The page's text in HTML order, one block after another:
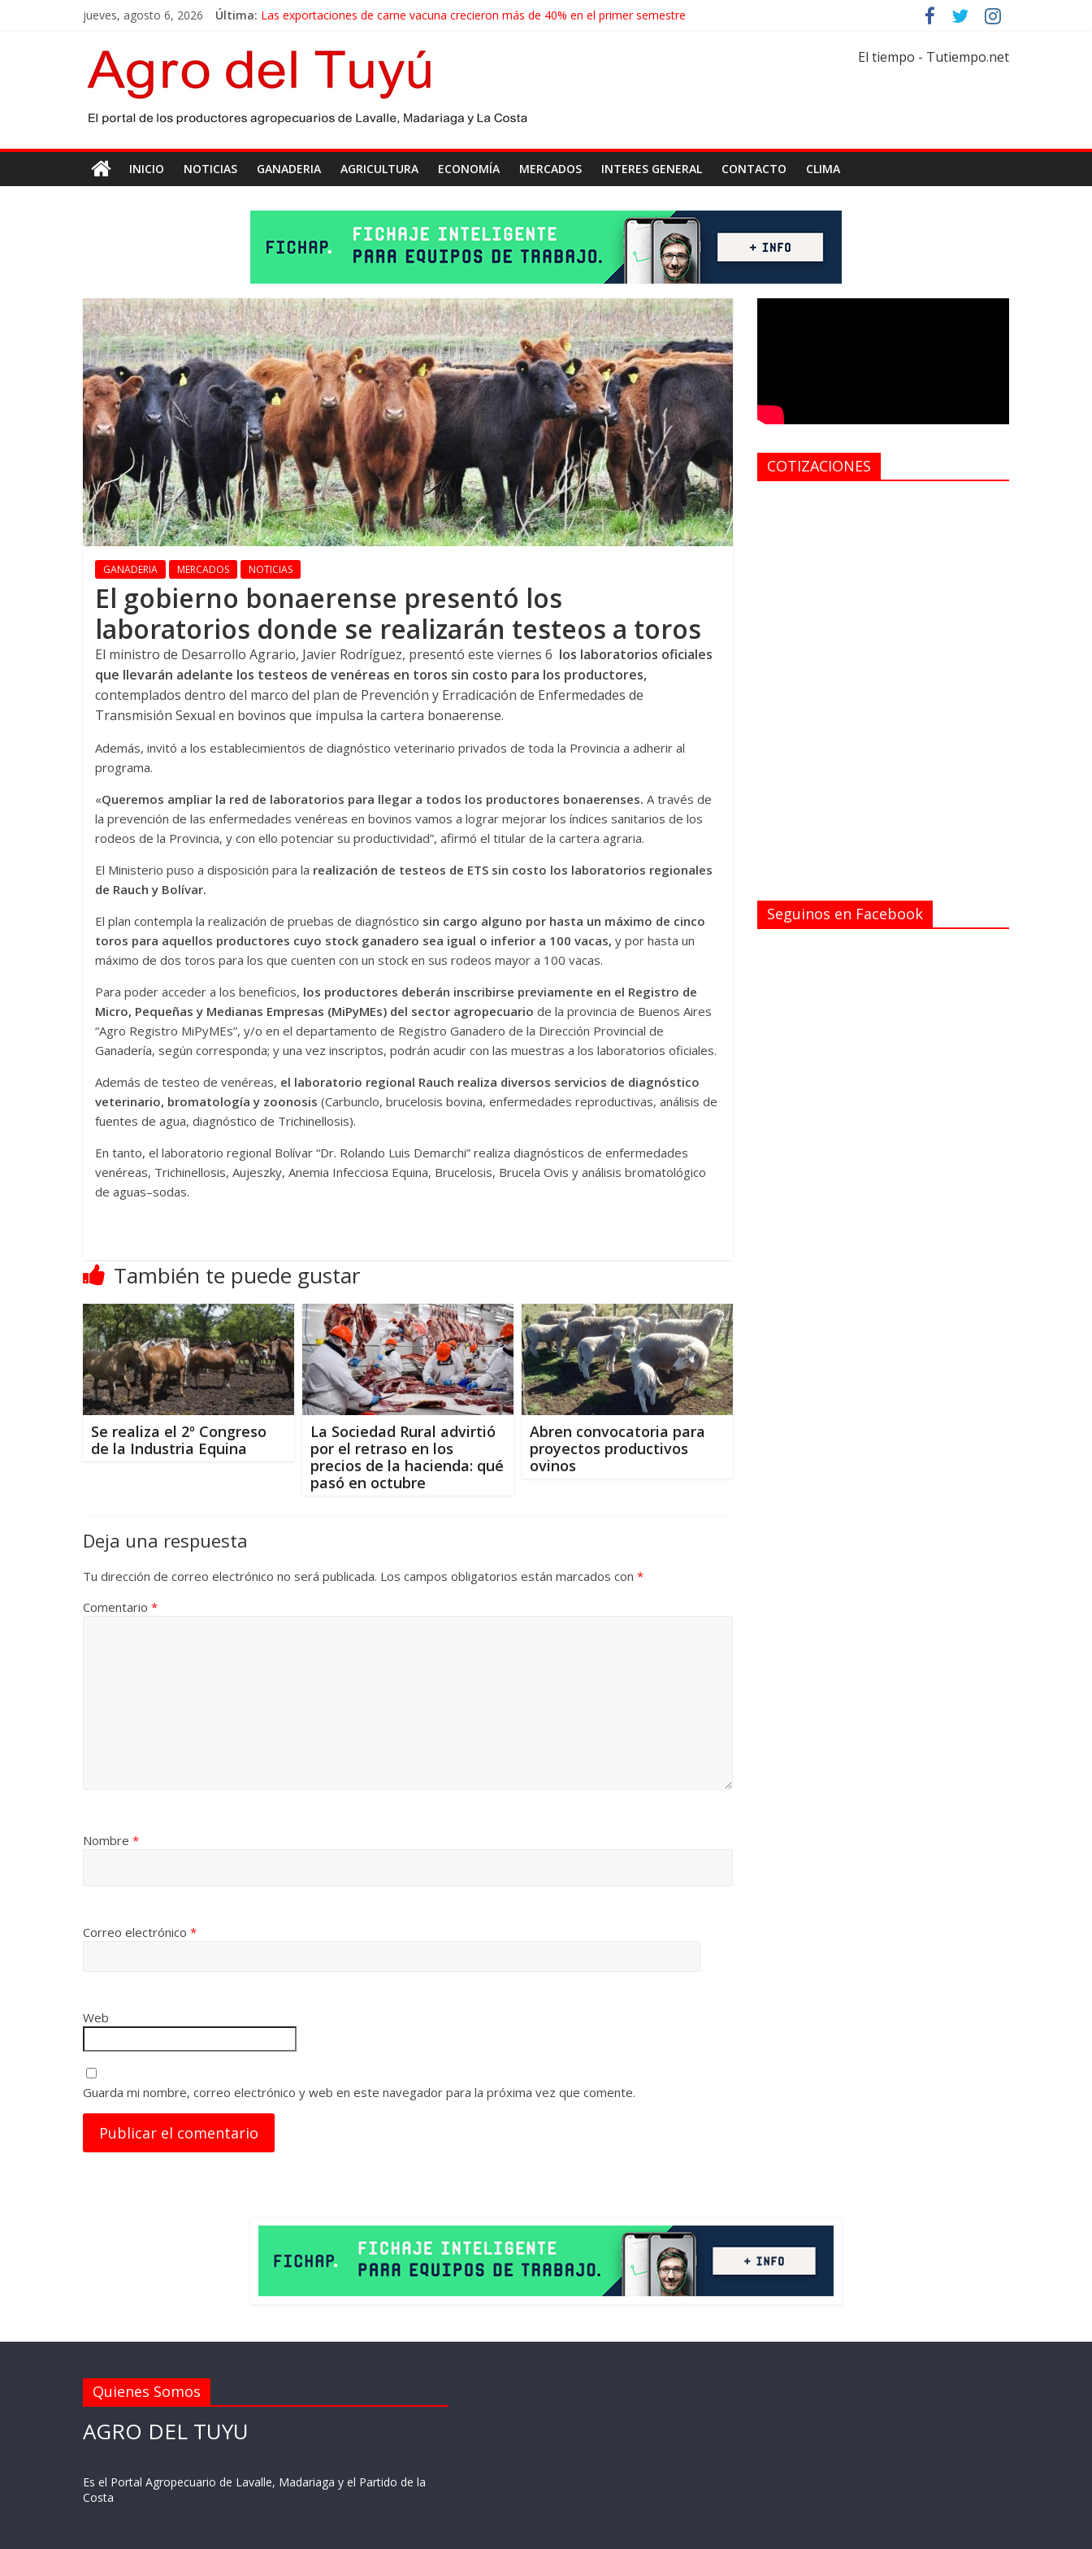
jueves, agosto 6, 2026 Última: Las exportaciones de carne vacuna crecieron más de 40% en el primer semestre
El gobierno bonaerense realizará un censo para actualizar el mapa de la producción hortiflorícola
Las exportaciones agroindustriales anotaron un récord histórico en el primer semestre
Maíz: estiman una cosecha récord de 71,5 millones de toneladas
El tiempo - Tutiempo.net
INICIO NOTICIAS GANADERIA AGRICULTURA ECONOMÍA MERCADOS INTERES GENERAL CONTACTO CLIMA
GANADERIA MERCADOS NOTICIAS
El gobierno bonaerense presentó los
laboratorios donde se realizarán testeos a toros
El ministro de Desarrollo Agrario, Javier Rodríguez, presentó este viernes 6 los laboratorios oficiales
que llevarán adelante los testeos de venéreas en toros sin costo para los productores,
contemplados dentro del marco del plan de Prevención y Erradicación de Enfermedades de
Transmisión Sexual en bovinos que impulsa la cartera bonaerense.
Además, invitó a los establecimientos de diagnóstico veterinario privados de toda la Provincia a adherir al
programa.
«Queremos ampliar la red de laboratorios para llegar a todos los productores bonaerenses. A través de
la prevención de las enfermedades venéreas en bovinos vamos a lograr mejorar los índices sanitarios de los
rodeos de la Provincia, y con ello potenciar su productividad”, afirmó el titular de la cartera agraria.
El Ministerio puso a disposición para la realización de testeos de ETS sin costo los laboratorios regionales
de Rauch y Bolívar.
El plan contempla la realización de pruebas de diagnóstico sin cargo alguno por hasta un máximo de cinco
toros para aquellos productores cuyo stock ganadero sea igual o inferior a 100 vacas, y por hasta un
máximo de dos toros para los que cuenten con un stock en sus rodeos mayor a 100 vacas.
Para poder acceder a los beneficios, los productores deberán inscribirse previamente en el Registro de
Micro, Pequeñas y Medianas Empresas (MiPyMEs) del sector agropecuario de la provincia de Buenos Aires
“Agro Registro MiPyMEs”, y/o en el departamento de Registro Ganadero de la Dirección Provincial de
Ganadería, según corresponda; y una vez inscriptos, podrán acudir con las muestras a los laboratorios oficiales.
Además de testeo de venéreas, el laboratorio regional Rauch realiza diversos servicios de diagnóstico
veterinario, bromatología y zoonosis (Carbunclo, brucelosis bovina, enfermedades reproductivas, análisis de
fuentes de agua, diagnóstico de Trichinellosis).
En tanto, el laboratorio regional Bolívar “Dr. Rolando Luis Demarchi” realiza diagnósticos de enfermedades
venéreas, Trichinellosis, Aujeszky, Anemia Infecciosa Equina, Brucelosis, Brucela Ovis y análisis bromatológico
de aguas–sodas.
También te puede gustar
Se realiza el 2º Congreso
de la Industria Equina
La Sociedad Rural advirtió
por el retraso en los
precios de la hacienda: qué
pasó en octubre
Abren convocatoria para
proyectos productivos
ovinos
Deja una respuesta
Tu dirección de correo electrónico no será publicada. Los campos obligatorios están marcados con *
Comentario *
Nombre *
Correo electrónico *
Web
Guarda mi nombre, correo electrónico y web en este navegador para la próxima vez que comente.
COTIZACIONES
Seguinos en Facebook
Quienes Somos
AGRO DEL TUYU
Es el Portal Agropecuario de Lavalle, Madariaga y el Partido de la
Costa